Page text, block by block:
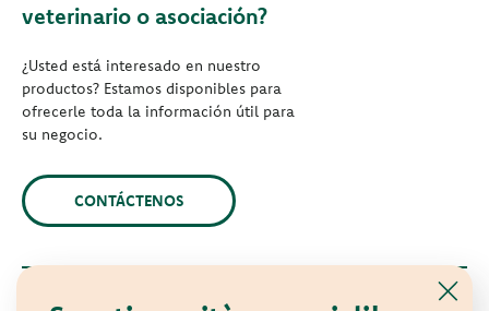
veterinario o asociación?
¿Usted está interesado en nuestro
productos? Estamos disponibles para
ofrecerle toda la información útil para
su negocio.
CONTÁCTENOS